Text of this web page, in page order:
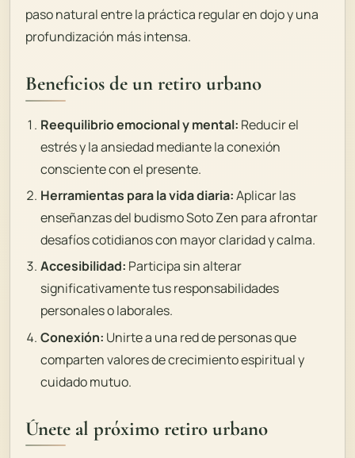
paso natural entre la práctica regular en dojo y una
profundización más intensa.
Beneficios de un retiro urbano
Reequilibrio emocional y mental: Reducir el
estrés y la ansiedad mediante la conexión
consciente con el presente.
Herramientas para la vida diaria:Aplicar las
enseñanzas del budismo Soto Zen para afrontar
desafíos cotidianos con mayor claridad y calma.
Accesibilidad: Participa sin alterar
significativamente tus responsabilidades
personales o laborales.
Conexión: Unirte a una red de personas que
comparten valores de crecimiento espiritual y
cuidado mutuo.
Únete al próximo retiro urbano